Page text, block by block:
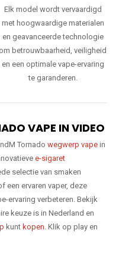
Elk model wordt vervaardigd
met hoogwaardige materialen
en geavanceerde technologie
om betrouwbaarheid, veiligheid
en een optimale vape-ervaring
te garanderen.
VAPE IN VIDEO
Tornado wegwerp vape in
e-sigaret
selectie van smaken
een ervaren vaper, deze
ervaring verbeteren. Bekijk
keuze is in Nederland en
kunt kopen. Klik op play en